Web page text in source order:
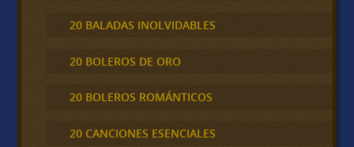
20 BALADAS INOLVIDABLES
20 BOLEROS DE ORO
20 BOLEROS ROMÁNTICOS
20 CANCIONES ESENCIALES